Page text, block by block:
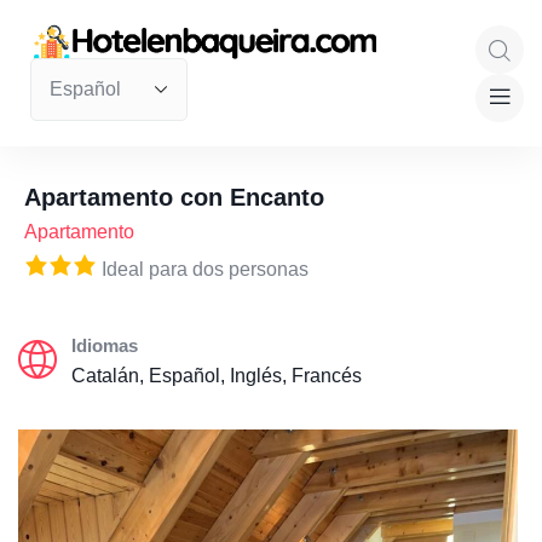
Apartamento con Encanto
Apartamento
Ideal para dos personas
Idiomas
Catalán, Español, Inglés, Francés